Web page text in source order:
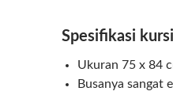
Spesifikasi
Ukuran 75 x 84
Busanya sangat